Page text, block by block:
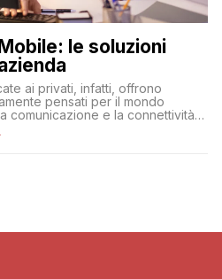
le soluzioni
ai privati, infatti, offrono
pensati per il mondo
comunicazione e la connettività